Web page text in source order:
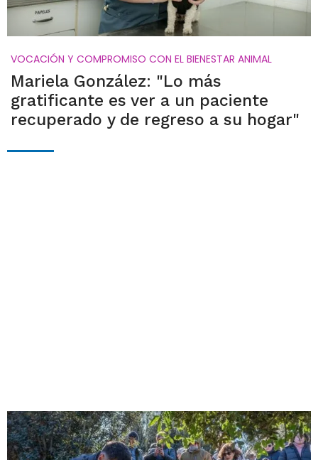
VOCACIÓN Y COMPROMISO CON EL BIENESTAR ANIMAL
Mariela González: "Lo más
gratificante es ver a un paciente
recuperado y de regreso a su hogar"